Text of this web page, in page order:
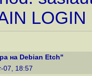
LOGIN
на Debian Etch"
07, 18:57